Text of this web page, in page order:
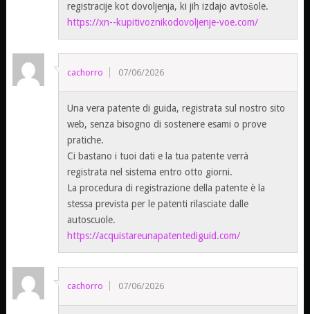
registracije kot dovoljenja, ki jih izdajo avtošole.
https://xn--kupitivoznikodovoljenje-voe.com/
cachorro 07/06/2026
Una vera patente di guida, registrata sul nostro sito
web, senza bisogno di sostenere esami o prove
pratiche.
Ci bastano i tuoi dati e la tua patente verrà
registrata nel sistema entro otto giorni.
La procedura di registrazione della patente è la
stessa prevista per le patenti rilasciate dalle
autoscuole.
https://acquistareunapatentediguid.com/
cachorro 07/06/2026